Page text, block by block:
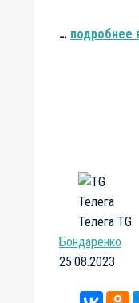
… подробнее
Телега TG
Бондаренко
25.08.2023